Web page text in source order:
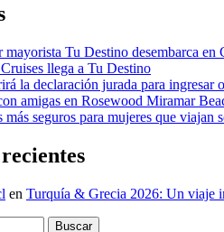
mayorista Tu Destino desembarca en
llega a Tu Destino
la declaración jurada para ingresar
amigas en Rosewood Miramar
seguros para mujeres que viajan
en Turquía & Grecia 2026: Un viaje